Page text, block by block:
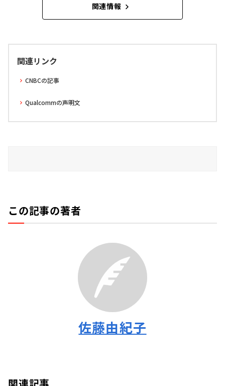
関連情報
関連リンク
CNBCの記事
Qualcommの声明文
この記事の著者
佐藤由紀子